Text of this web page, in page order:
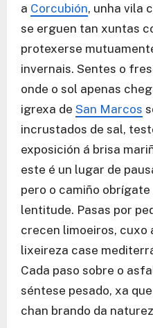
a Corcubión, unha vila
se erguen tan xuntas
protexerse
invernais. Sentes o
onde o sol apenas
igrexa de San Marcos
incrustados de sal,
exposición á brisa
este é un lugar de
pero o camiño obrígate
lentitude. Pasas por
crecen limoeiros, cuxo
lixeireza case
Cada paso sobre o
séntese pesado, xa
chan brando da